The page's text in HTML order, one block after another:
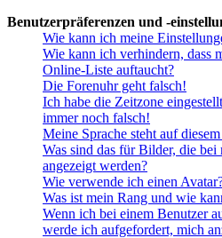
Benutzerpräferenzen und -
Wie kann ich meine
Wie kann ich verhindern, dass
Online-Liste auftaucht?
Die Forenuhr geht falsch!
Ich habe die Zeitzone
immer noch falsch!
Meine Sprache steht auf
Was sind das für Bilder, die bei
angezeigt werden?
Wie verwende ich einen
Was ist mein Rang und wie
Wenn ich bei einem Benutzer
werde ich aufgefordert, mich